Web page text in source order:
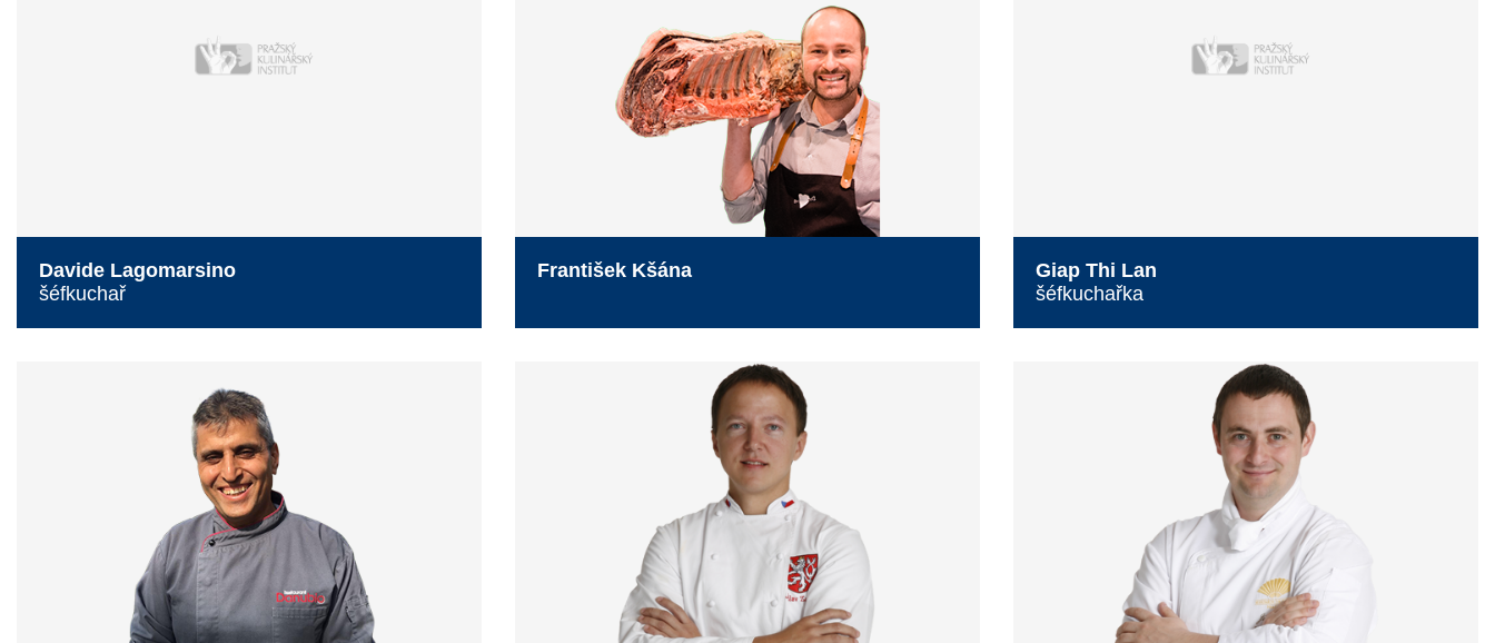
Davide Lagomarsino
šéfkuchař
František Kšána
Giap Thi Lan
šéfkuchařka